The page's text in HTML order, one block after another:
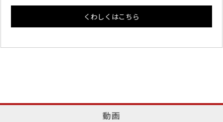
くわしくはこちら
動画